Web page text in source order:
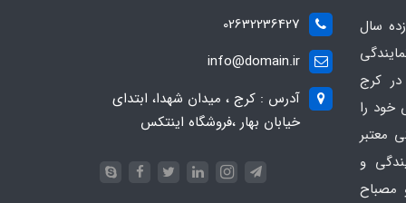
سال
کرج
خود را
معتبر
و
مصباح
02632236427
info@domain.ir
آدرس : کرج ، میدان شهدا، ابتدای
خیابان بهار ،فروشگاه اینتکس